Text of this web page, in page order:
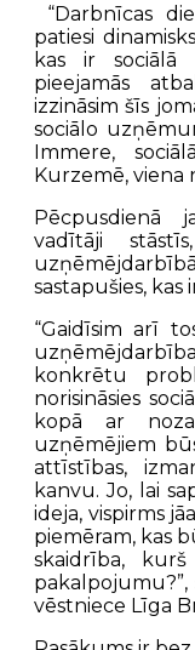
“Darbnīcas
patiesi
kas ir sociālā
pieejamās
izzināsim šīs
sociālo
Immere,
Kurzemē, viena
Pēcpusdienā
vadītāji
sastapušies, kas
“Gaidīsim arī
konkrētu
norisināsies
kopā ar
uzņēmējiem
attīstības,
kanvu. Jo, lai
ideja, vispirms
piemēram, kas
skaidrība,
vēstniece Līga